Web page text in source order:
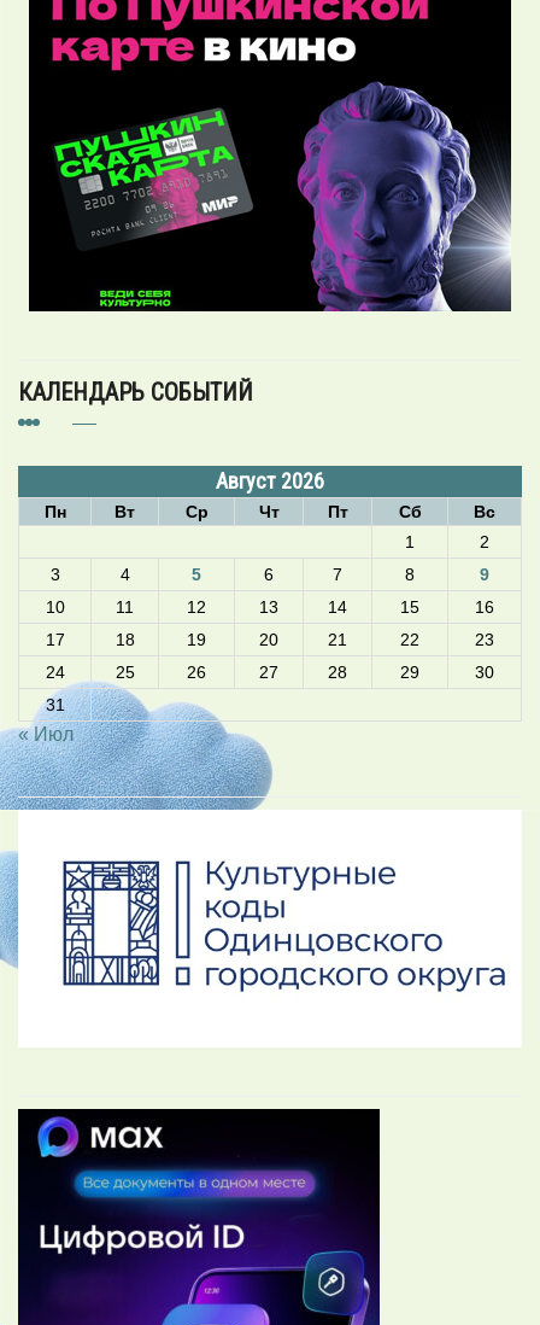
КАЛЕНДАРЬ СОБЫТИЙ
Август 2026
Пн Вт Ср Чт Пт Сб
Вс
1
2
3
4 5 6 7 8
9
10
11 12 13 14 15
16
17
18 19 20 21 22
23
24
25 26 27 28 29
30
31
« Июл